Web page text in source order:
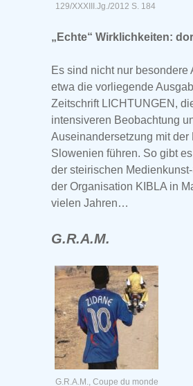
129/XXXIII.Jg./2012 S. 184
„Echte“ Wirklichkeiten:
Es sind nicht nur besondere
etwa die vorliegende
Zeitschrift LICHTUNGEN,
intensiveren Beobachtung
Auseinandersetzung mit der
Slowenien führen. So gibt
der steirischen
der Organisation KIBLA in
vielen Jahren…
G.R.A.M.
G.R.A.M., Coupe du monde